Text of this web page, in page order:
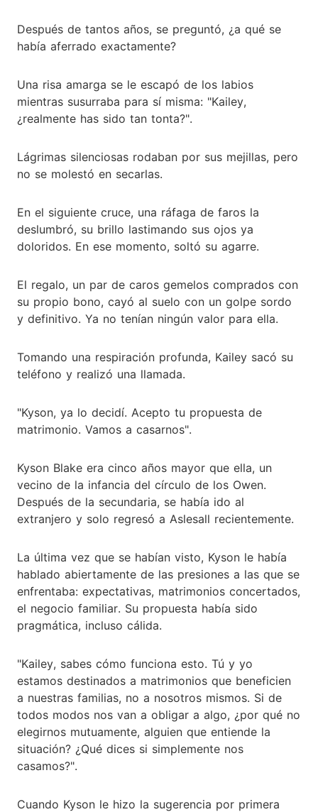
Después de tantos años, se preguntó, ¿a qué se
había aferrado exactamente?
Una risa amarga se le escapó de los labios
mientras susurraba para sí misma: "Kailey,
¿realmente has sido tan tonta?".
Lágrimas silenciosas rodaban por sus mejillas, pero
no se molestó en secarlas.
En el siguiente cruce, una ráfaga de faros la
deslumbró, su brillo lastimando sus ojos ya
doloridos. En ese momento, soltó su agarre.
El regalo, un par de caros gemelos comprados con
su propio bono, cayó al suelo con un golpe sordo
y definitivo. Ya no tenían ningún valor para ella.
Tomando una respiración profunda, Kailey sacó su
teléfono y realizó una llamada.
"Kyson, ya lo decidí. Acepto tu propuesta de
matrimonio. Vamos a casarnos".
Kyson Blake era cinco años mayor que ella, un
vecino de la infancia del círculo de los Owen.
Después de la secundaria, se había ido al
extranjero y solo regresó a Aslesall recientemente.
La última vez que se habían visto, Kyson le había
hablado abiertamente de las presiones a las que se
enfrentaba: expectativas, matrimonios concertados,
el negocio familiar. Su propuesta había sido
pragmática, incluso cálida.
"Kailey, sabes cómo funciona esto. Tú y yo
estamos destinados a matrimonios que beneficien
a nuestras familias, no a nosotros mismos. Si de
todos modos nos van a obligar a algo, ¿por qué no
elegirnos mutuamente, alguien que entiende la
situación? ¿Qué dices si simplemente nos
casamos?".
Cuando Kyson le hizo la sugerencia por primera